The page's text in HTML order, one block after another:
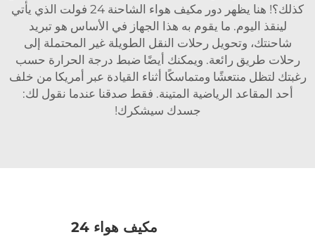
كذلك؟! هنا يظهر دور مكيف هواء الشاحنة 24 فولت الذي يأتي
لينقذ اليوم. ما يقوم به هذا الجهاز في الأساس هو تبريد
شاحنتك، وتحويل رحلات النقل الطويلة غير المحتملة إلى
رحلات طريق رائعة. ويمكنك أيضًا ضبط درجة الحرارة حسب
رغبتك لتظل منتعشًا ومتماسكًا أثناء القيادة عبر أمريكا من خلف
أحد المقاعد الرياضية المتينة. فقط صدقنا عندما نقول لك:
جسدك سيشكرك!
مكيف هواء 24